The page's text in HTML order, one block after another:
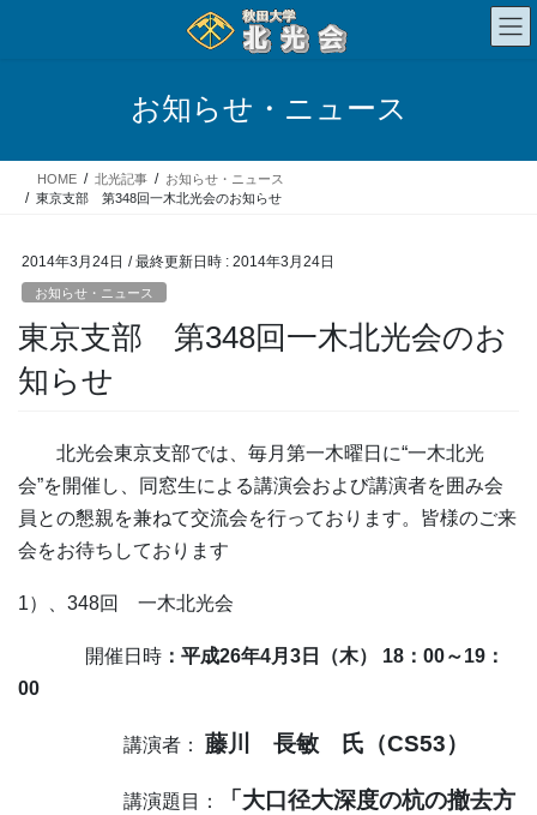
ス
ン
お知らせ・ニュース
HOME 北光記事
お知らせ・ニュース
東京支部 第348回一木北光会のお知らせ
2014年3月24日 / 最終更新日時 : 2014年3月24日
お知らせ・ニュース
東京支部 第348回一木北光会のお
知らせ
北光会東京支部では、毎月第一木曜日に“一木北光
会”を開催し、同窓生による講演会および講演者を囲み会
員との懇親を兼ねて交流会を行っております。皆様のご来
会をお待ちしております
1）、 348回 一木北光会
開催日時 ：平成26年4月 3 日（木） 18 ： 00～19 ：
00
講演者： 藤川 長敏 氏（CS53）
講演題目：
「大口径大深度の杭の撤去方